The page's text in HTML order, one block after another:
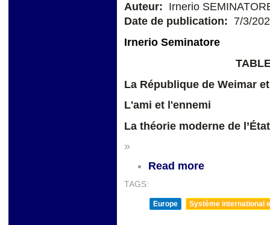
Auteur: Irnerio
Date de publication: 7/3/
Irnerio Seminatore
La République de Weimar
L'ami et l'ennemi
La théorie moderne de l’État
»
Read more
TAGS:
Europe Système international